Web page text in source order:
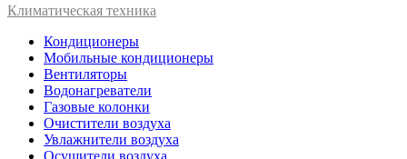
Климатическая техника
Кондиционеры
Мобильные кондиционеры
Вентиляторы
Водонагреватели
Газовые колонки
Очистители воздуха
Увлажнители воздуха
Осушители воздуха